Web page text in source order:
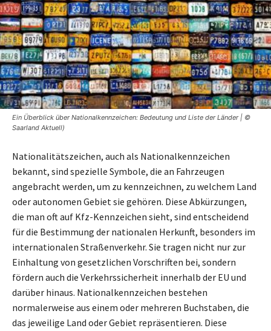
Ein Überblick über Nationalkennzeichen: Bedeutung und Liste der Länder | ©
Saarland Aktuell)
Nationalitätszeichen, auch als Nationalkennzeichen
bekannt, sind spezielle Symbole, die an Fahrzeugen
angebracht werden, um zu kennzeichnen, zu welchem Land
oder autonomen Gebiet sie gehören. Diese Abkürzungen,
die man oft auf Kfz-Kennzeichen sieht, sind entscheidend
für die Bestimmung der nationalen Herkunft, besonders im
internationalen Straßenverkehr. Sie tragen nicht nur zur
Einhaltung von gesetzlichen Vorschriften bei, sondern
fördern auch die Verkehrssicherheit innerhalb der EU und
darüber hinaus. Nationalkennzeichen bestehen
normalerweise aus einem oder mehreren Buchstaben, die
das jeweilige Land oder Gebiet repräsentieren. Diese